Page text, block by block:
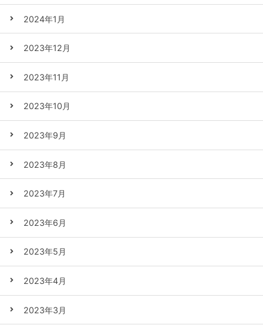
2024年1月
2023年12月
2023年11月
2023年10月
2023年9月
2023年8月
2023年7月
2023年6月
2023年5月
2023年4月
2023年3月